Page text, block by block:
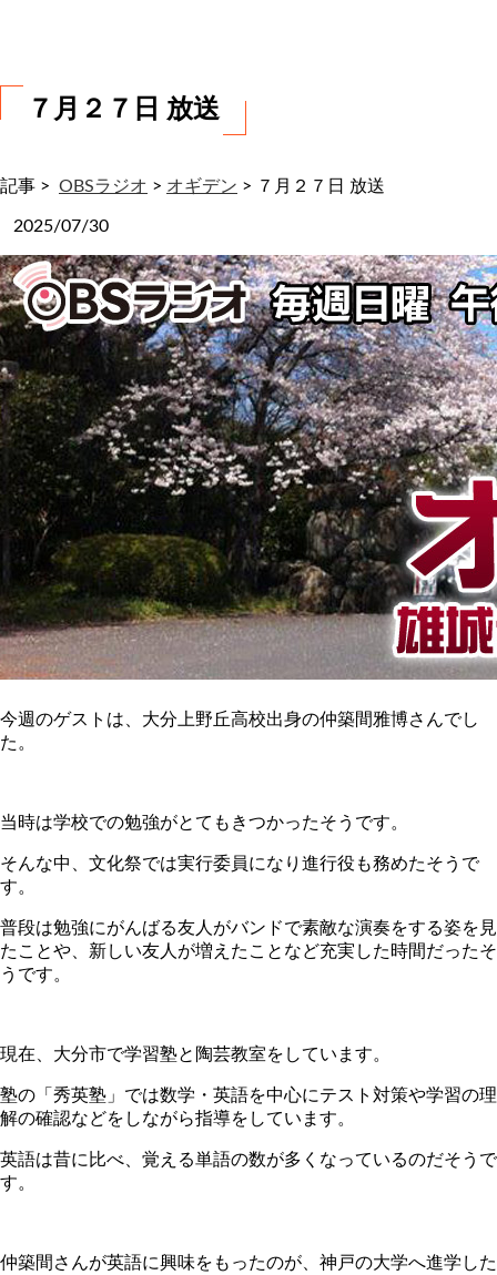
７月２７日 放送
記事 > OBSラジオ > オギデン > ７月２７日 放送
2025/07/30
今週のゲストは、大分上野丘高校出身の仲築間雅博さんでし
た。
当時は学校での勉強がとてもきつかったそうです。
そんな中、文化祭では実行委員になり進行役も務めたそうで
す。
普段は勉強にがんばる友人がバンドで素敵な演奏をする姿を見
たことや、新しい友人が増えたことなど充実した時間だったそ
うです。
現在、大分市で学習塾と陶芸教室をしています。
塾の「秀英塾」では数学・英語を中心にテスト対策や学習の理
解の確認などをしながら指導をしています。
英語は昔に比べ、覚える単語の数が多くなっているのだそうで
す。
仲築間さんが英語に興味をもったのが、神戸の大学へ進学した